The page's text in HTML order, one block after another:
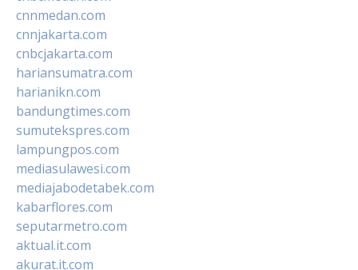
cnnmedan.com
cnnjakarta.com
cnbcjakarta.com
hariansumatra.com
harianikn.com
bandungtimes.com
sumutekspres.com
lampungpos.com
mediasulawesi.com
mediajabodetabek.com
kabarflores.com
seputarmetro.com
aktual.it.com
akurat.it.com